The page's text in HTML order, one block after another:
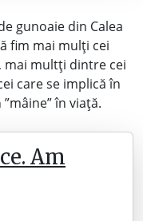
gunoaie din Calea
fim mai mulți cei
mai multți dintre cei
care se implică în
în viață.
Am